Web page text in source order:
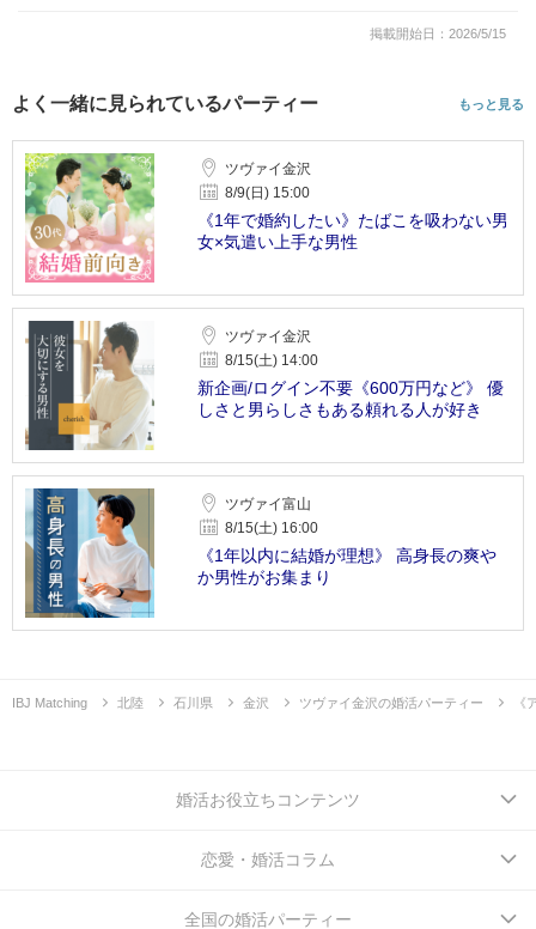
掲載開始日：2026/5/15
よく一緒に見られているパーティー もっと見る
ツヴァイ金沢
8/9(日) 15:00
《1年で婚約したい》たばこを吸わない男
女×気遣い上手な男性
ツヴァイ金沢
8/15(土) 14:00
新企画/ログイン不要《600万円など》 優
しさと男らしさもある頼れる人が好き
ツヴァイ富山
8/15(土) 16:00
《1年以内に結婚が理想》 高身長の爽や
か男性がお集まり
IBJ Matching 北陸 石川県 金沢 ツヴァイ金沢の婚活パーティー 《
婚活お役立ちコンテンツ
恋愛・婚活コラム
全国の婚活パーティー